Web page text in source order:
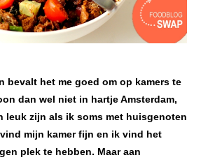
bevalt het me goed om op kamers te
dan wel niet in hartje Amsterdam,
leuk zijn als ik soms met huisgenoten
mijn kamer fijn en ik vind het
plek te hebben. Maar aan